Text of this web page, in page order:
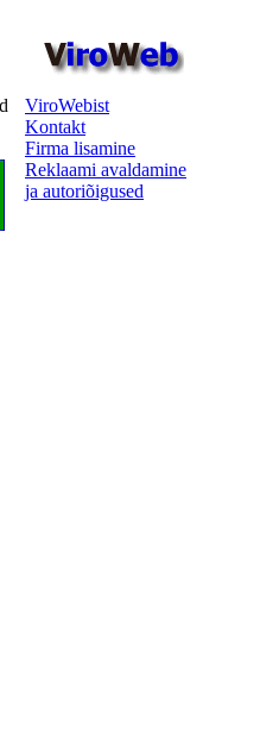
ViroWebist
Kontakt
Firma lisamine
Reklaami avaldamine
ja autoriõigused